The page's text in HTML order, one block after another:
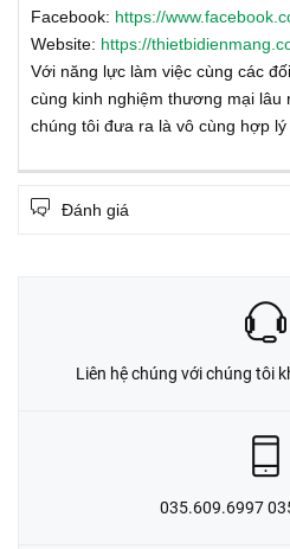
Facebook: https://
Website: https://
Với năng lực làm việc cùng các
cùng kinh nghiệm thương mại lâu
chúng tôi đưa ra là vô cùng hợp lý
Đánh giá
Liên hệ chúng với chúng tôi
035.609.6997